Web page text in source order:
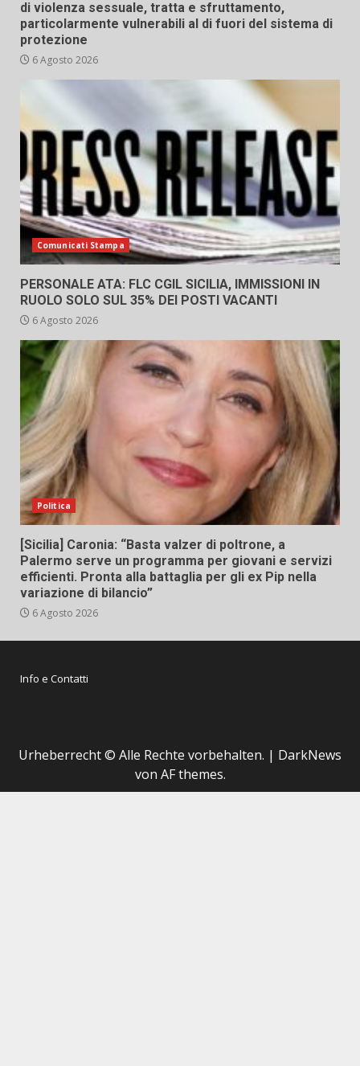
di violenza sessuale, tratta e sfruttamento,
particolarmente vulnerabili al di fuori del sistema di
protezione
6 Agosto 2026
Comunicati Stampa
PERSONALE ATA: FLC CGIL SICILIA, IMMISSIONI IN
RUOLO SOLO SUL 35% DEI POSTI VACANTI
6 Agosto 2026
Politica
[Sicilia] Caronia: “Basta valzer di poltrone, a
Palermo serve un programma per giovani e servizi
efficienti. Pronta alla battaglia per gli ex Pip nella
variazione di bilancio”
6 Agosto 2026
Info e Contatti
Urheberrecht © Alle Rechte vorbehalten. | DarkNews
von AF themes.